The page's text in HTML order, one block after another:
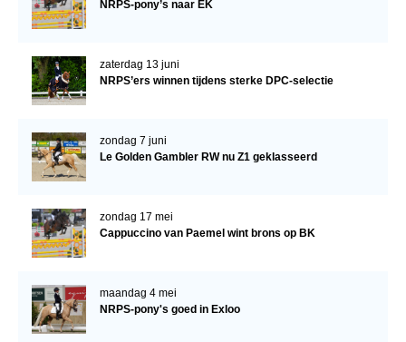
NRPS-pony’s naar EK
zaterdag 13 juni
NRPS’ers winnen tijdens sterke DPC-selectie
zondag 7 juni
Le Golden Gambler RW nu Z1 geklasseerd
zondag 17 mei
Cappuccino van Paemel wint brons op BK
maandag 4 mei
NRPS-pony's goed in Exloo